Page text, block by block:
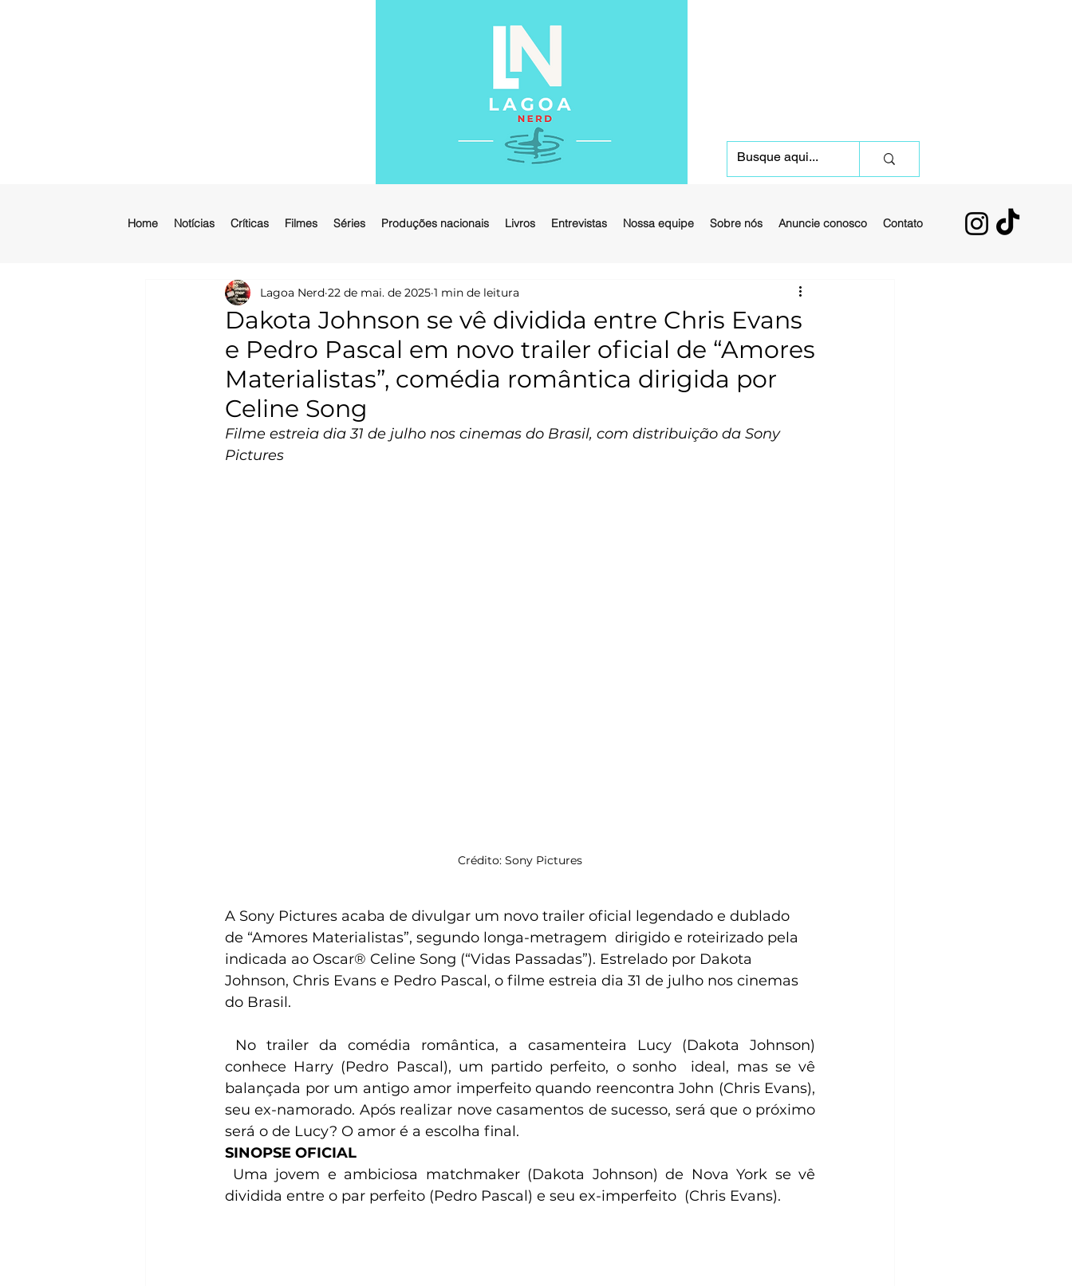
Home Notícias Críticas Filmes Séries Produções nacionais Livros Entrevistas Nossa equipe Sobre nós Anuncie conosco Contato
Dakota Johnson se vê dividida entre Chris Evans
e Pedro Pascal em novo trailer oficial de “Amores
Materialistas”, comédia romântica dirigida por
Celine Song
Lagoa Nerd 22 de mai. de 2025 1 min de leitura
Filme estreia dia 31 de julho nos cinemas do Brasil, com distribuição da Sony
Pictures
Crédito: Sony Pictures
A Sony Pictures acaba de divulgar um novo trailer oficial legendado e dublado
de “Amores Materialistas”, segundo longa-metragem  dirigido e roteirizado pela
indicada ao Oscar® Celine Song (“Vidas Passadas”). Estrelado por Dakota
Johnson, Chris Evans e Pedro Pascal, o filme estreia dia 31 de julho nos cinemas
do Brasil.
conhece Harry (Pedro Pascal), um partido perfeito, o sonho  ideal, mas se vê
balançada por um antigo amor imperfeito quando reencontra John (Chris Evans),
seu ex-namorado. Após realizar nove casamentos de sucesso, será que o próximo
será o de Lucy? O amor é a escolha final.
SINOPSE OFICIAL
dividida entre o par perfeito (Pedro Pascal) e seu ex-imperfeito  (Chris Evans).